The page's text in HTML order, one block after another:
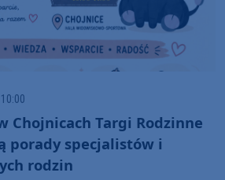
Chojnicach Targi Rodzinne
porady specjalistów i
rodzin